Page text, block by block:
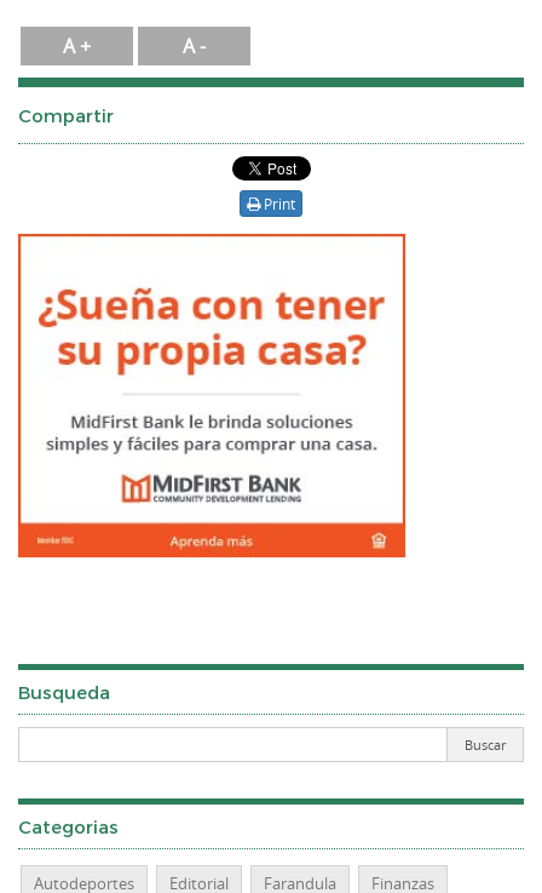
A + A -
Compartir
Print
Busqueda
Categorias
Autodeportes Editorial Farandula Finanzas